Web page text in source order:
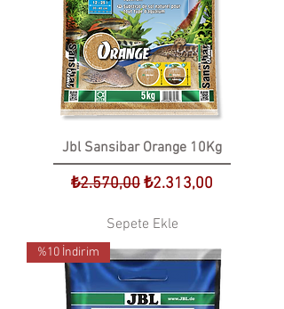
Jbl Sansibar Orange 10Kg
Normal Fiyat
₺2.570,00İndirimli Fiyat
₺2.313,00
Sepete Ekle
%10 İndirim